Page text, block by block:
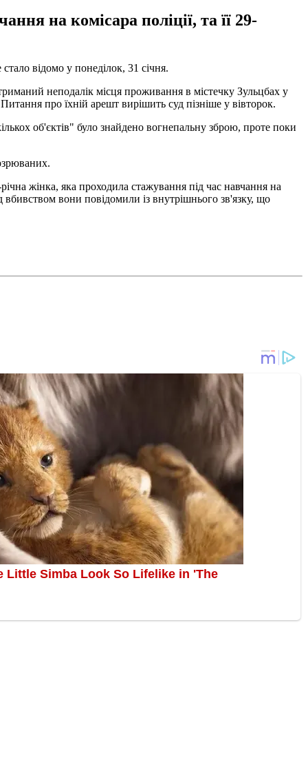
на комісара поліції, та її 29-
відомо у понеділок, 31 січня.
неподалік місця проживання в містечку Зульцбах у
про їхній арешт вирішить суд пізніше у вівторок.
об'єктів" було знайдено вогнепальну зброю, проте поки
жінка, яка проходила стажування під час навчання на
вбивством вони повідомили із внутрішнього зв'язку, що